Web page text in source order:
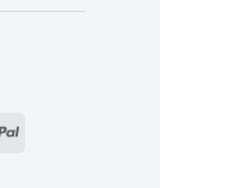
PayPal